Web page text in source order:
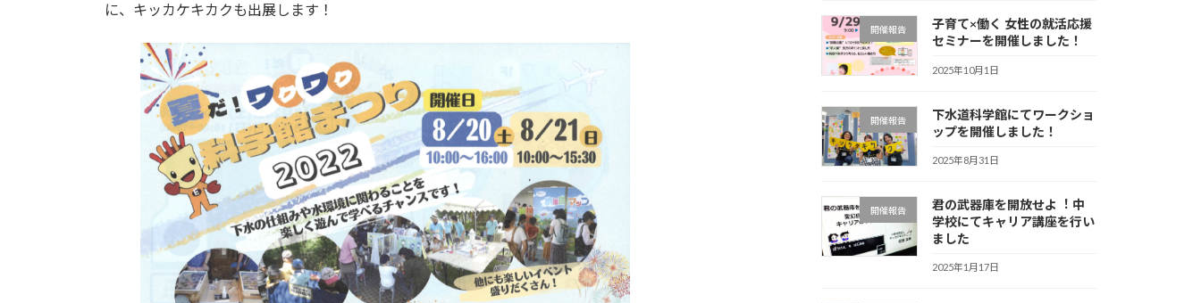
に、キッカケキカクも出展します！
開催報告
子育て×働く 女性の就活応援
セミナーを開催しました！
2025年10月1日
開催報告
下水道科学館にてワークショ
ップを開催しました！
2025年8月31日
開催報告
君の武器庫を開放せよ︕ 中
学校にてキャリア講座を行い
ました
2025年1月17日